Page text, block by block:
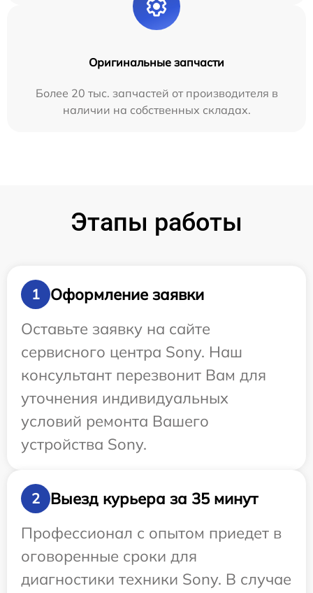
Оригинальные запчасти
Более 20 тыс. запчастей от производителя в
наличии на собственных складах.
Этапы работы
1
Оформление заявки
Оставьте заявку на сайте
сервисного центра Sony. Наш
консультант перезвонит Вам для
уточнения индивидуальных
условий ремонта Вашего
устройства Sony.
2
Выезд курьера за 35 минут
Профессионал с опытом приедет в
оговоренные сроки для
диагностики техники Sony. В случае